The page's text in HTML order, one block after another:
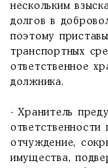
нескольким
долгов в
поэтому
транспортных
ответственное
должника.
- Хранитель
отчуждение,
имущества,